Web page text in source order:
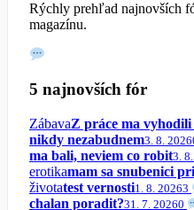
Rýchly prehľad najnovších
magazínu.
5 najnovších fór
ZábavaZ práce ma
nikdy nezabudnem3. 8. 2026
ma bali, neviem co robit3.
erotikamam sa snubenici
životatest vernosti1. 8. 20263
chalan poradit?31. 7. 20260